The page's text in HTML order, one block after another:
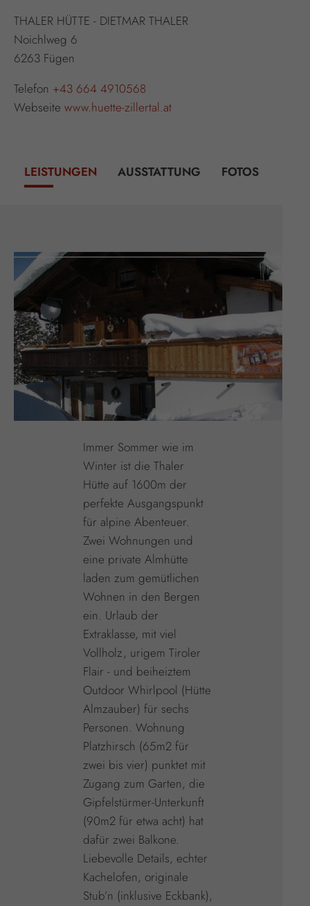
THALER HÜTTE - DIETMAR THALER
Noichlweg 6
6263 Fügen
Telefon +43 664 4910568
Webseite www.huette-zillertal.at
LEISTUNGEN AUSSTATTUNG FOTOS
Immer Sommer wie im
Winter ist die Thaler
Hütte auf 1600m der
perfekte Ausgangspunkt
für alpine Abenteuer.
Zwei Wohnungen und
eine private Almhütte
laden zum gemütlichen
Wohnen in den Bergen
ein. Urlaub der
Extraklasse, mit viel
Vollholz, urigem Tiroler
Flair - und beiheiztem
Outdoor Whirlpool (Hütte
Almzauber) für sechs
Personen. Wohnung
Platzhirsch (65m2 für
zwei bis vier) punktet mit
Zugang zum Garten, die
Gipfelstürmer-Unterkunft
(90m2 für etwa acht) hat
dafür zwei Balkone.
Liebevolle Details, echter
Kachelofen, originale
Stub’n (inklusive Eckbank),